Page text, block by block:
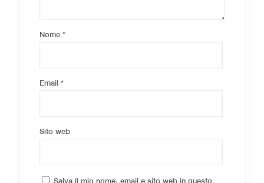
Nome *
Email *
Sito web
Salva il mio nome, email e sito web in questo